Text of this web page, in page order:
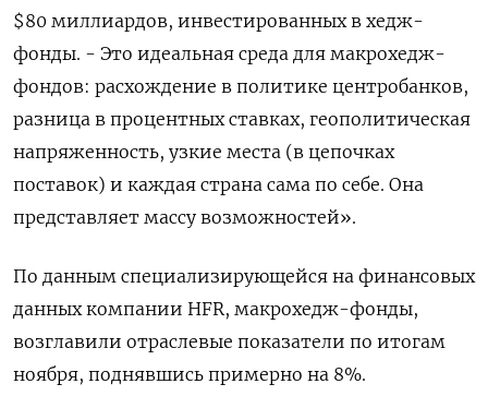
$80 миллиардов, инвестированных в хедж-
фонды. - Это идеальная среда для макрохедж-
фондов: расхождение в политике центробанков,
разница в процентных ставках, геополитическая
напряженность, узкие места (в цепочках
поставок) и каждая страна сама по себе. Она
представляет массу возможностей».
По данным специализирующейся на финансовых
данных компании HFR, макрохедж-фонды,
возглавили отраслевые показатели по итогам
ноября, поднявшись примерно на 8%.